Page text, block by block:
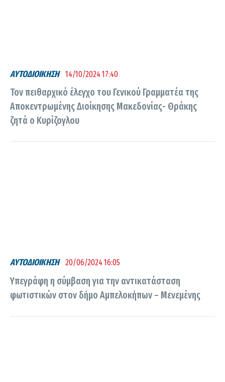
ΑΥΤΟΔΙΟΙΚΗΣΗ 14/10/2024 17:40
Τον πειθαρχικό έλεγχο του Γενικού Γραμματέα της
Αποκεντρωμένης Διοίκησης Μακεδονίας- Θράκης
ζητά ο Κυρίζογλου
ΑΥΤΟΔΙΟΙΚΗΣΗ 20/06/2024 16:05
Υπεγράφη η σύμβαση για την αντικατάσταση
φωτιστικών στον δήμο Αμπελοκήπων – Μενεμένης